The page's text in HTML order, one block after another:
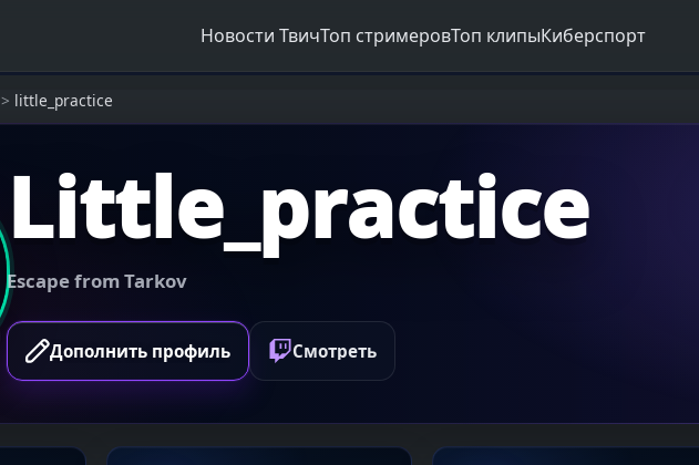
Новости ТвичТоп стримеровТоп клипыКиберспорт
> little_practice
Little_practice
Escape from Tarkov
Дополнить профиль Смотреть